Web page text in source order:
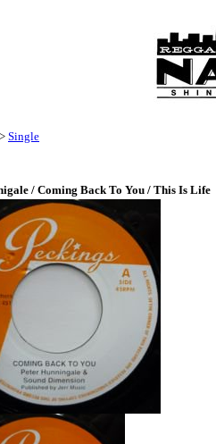
> Single
/ Coming Back To You / This Is Life